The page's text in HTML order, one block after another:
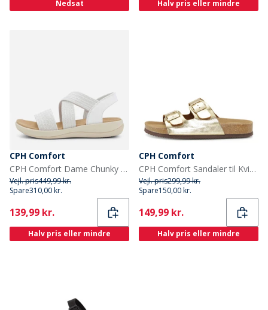
Nedsat Halv pris eller mindre
CPH Comfort
CPH Comfort Dame Chunky Elastische Sandaler Off White Offwhite
Vejl. pris449,99 kr.
Spare310,00 kr.
Current
139,99 kr.
Halv pris eller mindre
CPH Comfort
CPH Comfort Sandaler til Kvinder Bio 2 Remme Guld
Vejl. pris299,99 kr.
Spare150,00 kr.
Current
149,99 kr.
Halv pris eller mindre